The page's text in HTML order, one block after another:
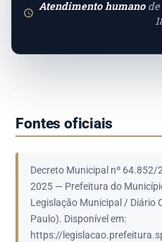
Atendimento humanode
Fontes oficiais
Decreto Municipal nº 64.852/
2025 — Prefeitura do
Legislação Municipal / Diário
Paulo). Disponível em:
https://